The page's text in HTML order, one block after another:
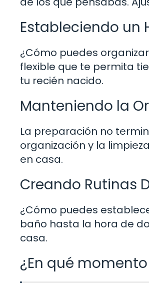
Estableciendo un
¿Cómo puedes
flexible que te permita
tu recién nacido.
Manteniendo la
La preparación no
organización y la
en casa.
Creando Rutinas
¿Cómo puedes
baño hasta la hora de
casa.
¿En qué